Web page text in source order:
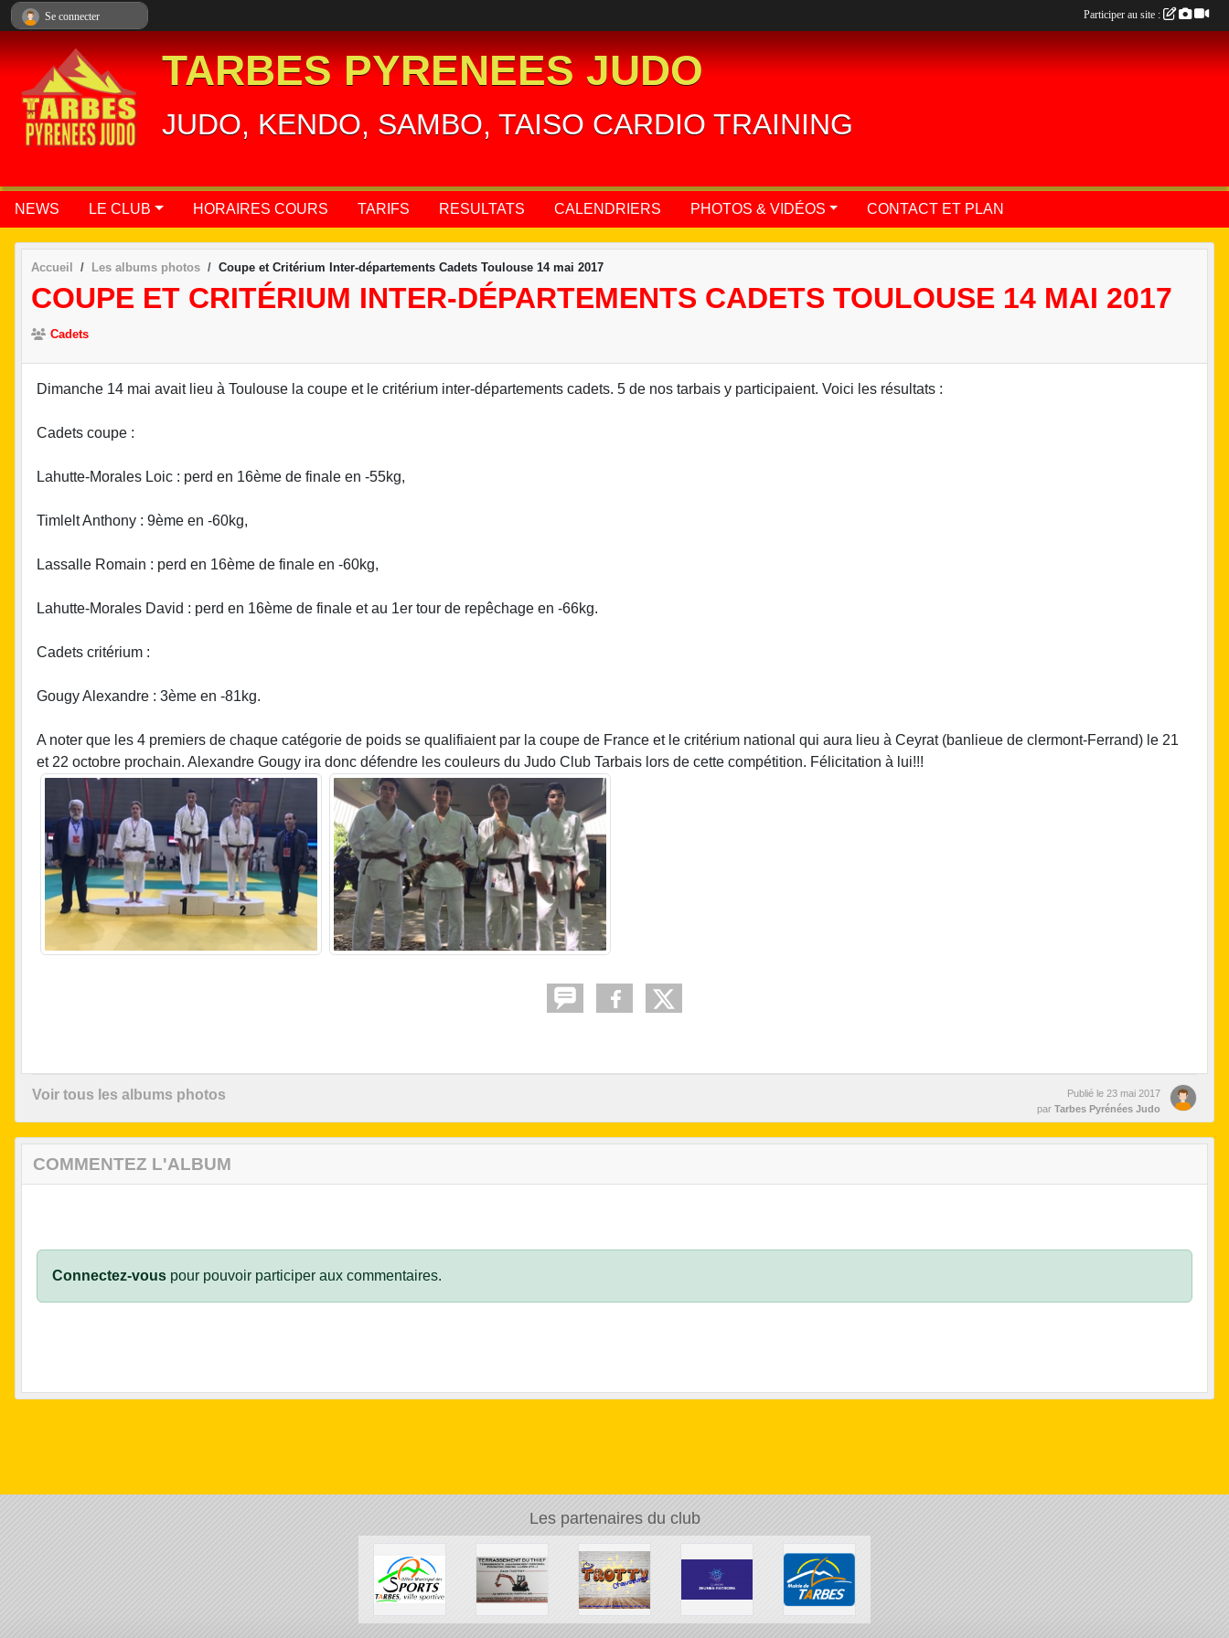
TARBES PYRENEES JUDO
JUDO, KENDO, SAMBO, TAISO CARDIO TRAINING
NEWS LE CLUB HORAIRES COURS TARIFS RESULTATS CALENDRIERS PHOTOS & VIDÉOS CONTACT ET PLAN
Accueil Les albums photos Coupe et Critérium Inter-départements Cadets Toulouse 14 mai 2017
COUPE ET CRITÉRIUM INTER-DÉPARTEMENTS CADETS TOULOUSE 14 MAI 2017
Cadets
Dimanche 14 mai avait lieu à Toulouse la coupe et le critérium inter-départements cadets. 5 de nos tarbais y participaient. Voici les résultats :
Cadets coupe :
Lahutte-Morales Loic : perd en 16ème de finale en -55kg,
Timlelt Anthony : 9ème en -60kg,
Lassalle Romain : perd en 16ème de finale en -60kg,
Lahutte-Morales David : perd en 16ème de finale et au 1er tour de repêchage en -66kg.
Cadets critérium :
Gougy Alexandre : 3ème en -81kg.
A noter que les 4 premiers de chaque catégorie de poids se qualifiaient par la coupe de France et le critérium national qui aura lieu à Ceyrat (banlieue de clermont-Ferrand) le 21
et 22 octobre prochain. Alexandre Gougy ira donc défendre les couleurs du Judo Club Tarbais lors de cette compétition. Félicitation à lui!!!
Voir tous les albums photos Publié le 23 mai 2017
par Tarbes Pyrénées Judo
COMMENTEZ L'ALBUM
Connectez-vous pour pouvoir participer aux commentaires.
Les partenaires du club
Se connecter Participer au site :
Panneau de gestion des cookies